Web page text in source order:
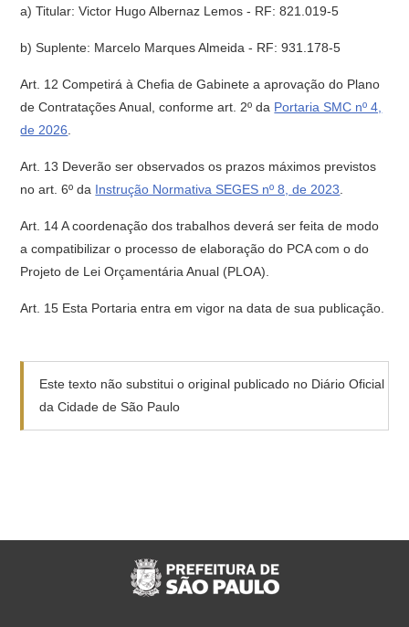
a) Titular: Victor Hugo Albernaz Lemos - RF: 821.019-5
b) Suplente: Marcelo Marques Almeida - RF: 931.178-5
Art. 12 Competirá à Chefia de Gabinete a aprovação do Plano
de Contratações Anual, conforme art. 2º da Portaria SMC nº 4,
de 2026
Art. 13 Deverão ser observados os prazos máximos previstos
no art. 6º da Instrução Normativa SEGES nº 8, de 2023
Art. 14 A coordenação dos trabalhos deverá ser feita de modo
a compatibilizar o processo de elaboração do PCA com o do
Projeto de Lei Orçamentária Anual (PLOA).
Art. 15 Esta Portaria entra em vigor na data de sua publicação.
Este texto não substitui o original publicado no Diário Oficial
da Cidade de São Paulo